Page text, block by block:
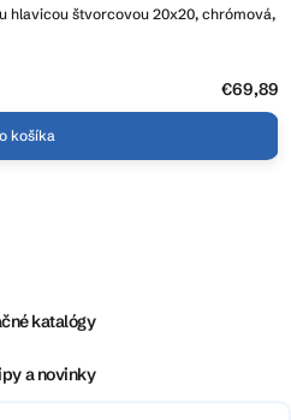
hlavicou štvorcovou 20x20, chrómová,
€69,89
košíka
katalógy
a novinky